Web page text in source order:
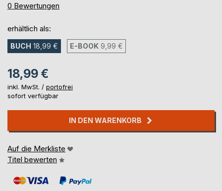
0%
0 Bewertungen
erhältlich als:
BUCH 18,99 € E-BOOK 9,99 €
18,99 €
inkl. MwSt. / portofrei
sofort verfügbar
IN DEN WARENKORB
Auf die Merkliste
Titel bewerten